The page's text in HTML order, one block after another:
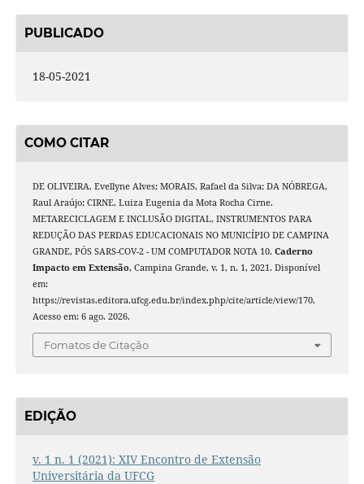
PUBLICADO
18-05-2021
COMO CITAR
DE OLIVEIRA, Evellyne Alves; MORAIS, Rafael da Silva; DA NÓBREGA,
Raul Araújo; CIRNE, Luiza Eugenia da Mota Rocha Cirne.
METARECICLAGEM E INCLUSÃO DIGITAL, INSTRUMENTOS PARA
REDUÇÃO DAS PERDAS EDUCACIONAIS NO MUNICÍPIO DE CAMPINA
GRANDE, PÓS SARS-COV-2 - UM COMPUTADOR NOTA 10. Caderno
Impacto em Extensão, Campina Grande, v. 1, n. 1, 2021. Disponível
em:
https://revistas.editora.ufcg.edu.br/index.php/cite/article/view/170.
Acesso em: 6 ago. 2026.
Fomatos de Citação
EDIÇÃO
v. 1 n. 1 (2021): XIV Encontro de Extensão
Universitária da UFCG